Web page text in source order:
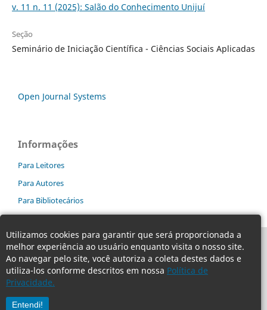
Utilizamos cookies para garantir que será proporcionada a
melhor experiência ao usuário enquanto visita o nosso site.
Ao navegar pelo site, você autoriza a coleta destes dados e
utiliza-los conforme descritos em nossa Política de
Privacidade.
Entendi!
v. 11 n. 11 (2025): Salão do Conhecimento Unijuí
Seção
Seminário de Iniciação Científica - Ciências Sociais Aplicadas
Open Journal Systems
Informações
Para Leitores
Para Autores
Para Bibliotecários